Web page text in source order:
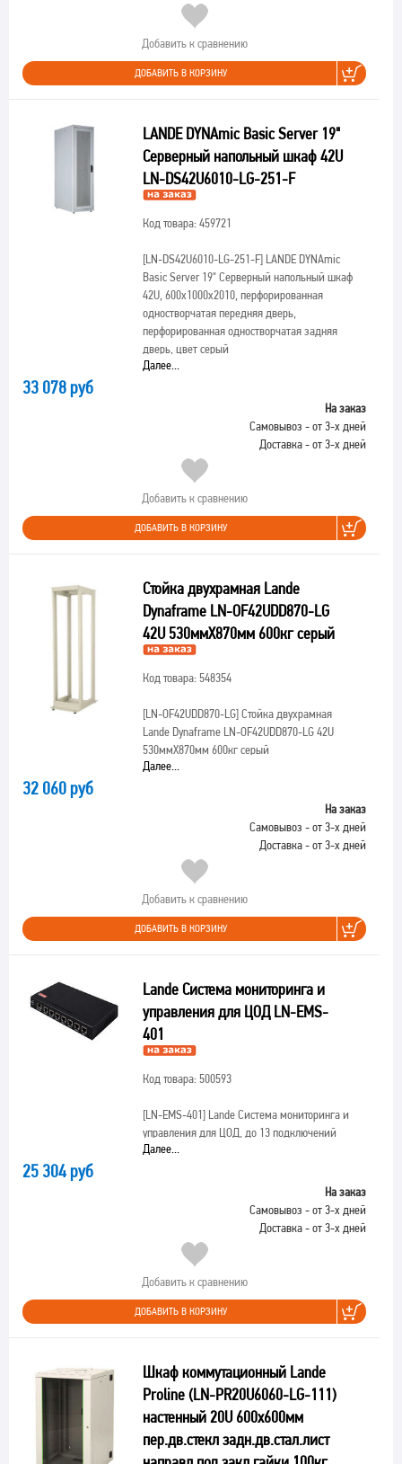
Добавить к сравнению
ДОБАВИТЬ В КОРЗИНУ
LANDE DYNAmic Basic Server 19"
Серверный напольный шкаф 42U
LN-DS42U6010-LG-251-F
Код товара: 459721
[LN-DS42U6010-LG-251-F]LANDE DYNAmic
Basic Server 19" Серверный напольный шкаф
42U, 600х1000х2010, перфорированная
одностворчатая передняя дверь,
перфорированная одностворчатая задняя
дверь, цвет серый
Далее...
33 078 руб
На заказ
Самовывоз - от 3-х дней
Доставка - от 3-х дней
Добавить к сравнению
ДОБАВИТЬ В КОРЗИНУ
Стойка двухрамная Lande
Dynaframe LN-OF42UDD870-LG
42U 530ммX870мм 600кг серый
Код товара: 548354
[LN-OF42UDD870-LG]Стойка двухрамная
Lande Dynaframe LN-OF42UDD870-LG 42U
530ммX870мм 600кг серый
Далее...
32 060 руб
На заказ
Самовывоз - от 3-х дней
Доставка - от 3-х дней
Добавить к сравнению
ДОБАВИТЬ В КОРЗИНУ
Lande Система мониторинга и
управления для ЦОД LN-EMS-
401
Код товара: 500593
[LN-EMS-401]Lande Система мониторинга и
управления для ЦОД, до 13 подключений
Далее...
25 304 руб
На заказ
Самовывоз - от 3-х дней
Доставка - от 3-х дней
Добавить к сравнению
ДОБАВИТЬ В КОРЗИНУ
Шкаф коммутационный Lande
Proline (LN-PR20U6060-LG-111)
настенный 20U 600x600мм
пер.дв.стекл задн.дв.стал.лист